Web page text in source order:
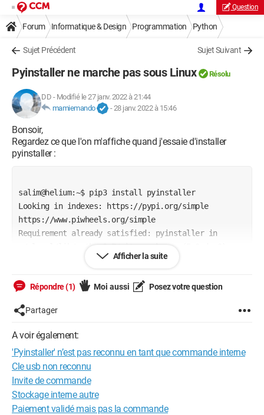
Question
Forum Informatique & Design Programmation Python
Sujet Précédent Sujet Suivant
Pyinstaller ne marche pas sous Linux Résolu
DD - Modifié le 27 janv. 2022 à 21:44
mamiemando
-28 janv. 2022 à 15:46
Bonsoir,
Regardez ce que l'on m'affiche quand j'essaie d'installer
pyinstaller :
salim@helium:~$ pip3 install pyinstaller
Looking in indexes: https://pypi.org/simple
https://www.piwheels.org/simple
Requirement already satisfied: pyinstaller in
./.local/lib/python3.7/site-packages (5.0.dev0)
Requirement already satisfied: altgraph in
pyinstaller) (0.17.2)
python_version < "3.8" in
pyinstaller) (4.8.2)
Requirement already satisfied: setuptools in
/usr/lib/python3/dist-packages (from pyinstaller)
(40.8.0)
Requirement already satisfied: pyinstaller-hooks-
contrib>=2020.6 in ./.local/lib/python3.7/site-
Afficher la suite
Répondre (1) Moi aussi Posez votre question
Partager
A voir également:
'Pyinstaller' n’est pas reconnu en tant que commande interne
Cle usb non reconnu
Invite de commande
Stockage interne autre
Paiement validé mais pas la commande